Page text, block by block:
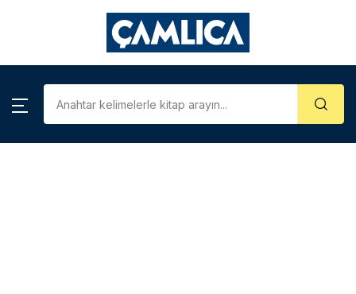
Kategoriler
KATEGORİLER
Araştırma – İnceleme
Account